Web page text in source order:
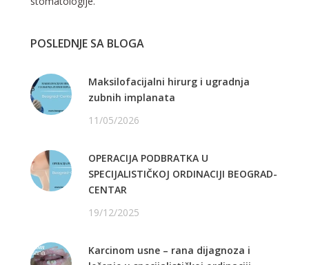
POSLEDNJE SA BLOGA
Maksilofacijalni hirurg i ugradnja
zubnih implanata
11/05/2026
OPERACIJA PODBRATKA U
SPECIJALISTIČKOJ ORDINACIJI BEOGRAD-
CENTAR
19/12/2025
Karcinom usne – rana dijagnoza i